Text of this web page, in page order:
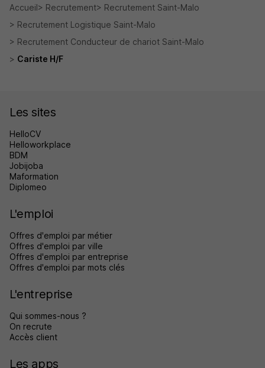
Accueil Recrutement
Recrutement Saint-Malo
Recrutement Logistique Saint-Malo
Recrutement Conducteur de chariot Saint-Malo
Cariste H/F
Les sites
HelloCV
Helloworkplace
BDM
Jobijoba
Maformation
Diplomeo
L'emploi
Offres d'emploi par métier
Offres d'emploi par ville
Offres d'emploi par entreprise
Offres d'emploi par mots clés
L'entreprise
Qui sommes-nous ?
On recrute
Accès client
Les apps